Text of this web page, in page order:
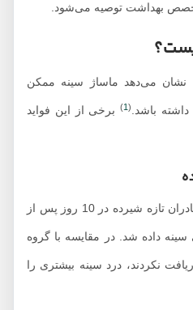
بهداشت توصیه می‌شود.
می‌دهد ماساژ سینه ممکن
باشد. 1
)برخی از این فواید
در یک مطالعه، به گروهی از مادران تازه شیرده در 10 روز پس از
ای سینه داده شد. در مقایسه با گروه
نکردند، درد سینه بیشتری را